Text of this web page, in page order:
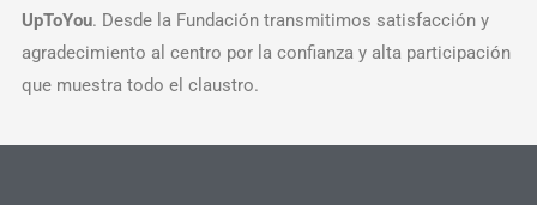
UpToYou. Desde la Fundación transmitimos satisfacción y
agradecimiento al centro por la confianza y alta participación
que muestra todo el claustro.